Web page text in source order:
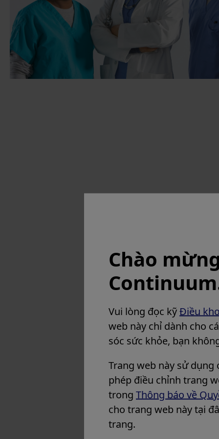
Chào
Vui lòng đọc kỹĐiều
web này chỉ dành cho
sóc sức khỏe, bạn
Trang web này sử
phép điều chỉnh trang
trong Thông báo về
cho trang web này tại
trang.